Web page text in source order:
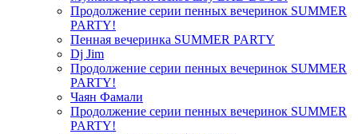
Продолжение серии пенных вечеринок SUMMER
PARTY!
Пенная вечеринка SUMMER PARTY
Dj Jim
Продолжение серии пенных вечеринок SUMMER
PARTY!
Чаян Фамали
Продолжение серии пенных вечеринок SUMMER
PARTY!